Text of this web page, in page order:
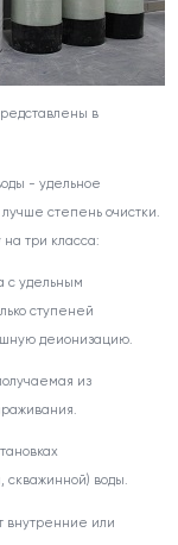
в
- удельное
степень очистки.
на три класса:
с удельным
ступеней
деионизацию.
из
скважинной) воды.
внутренние или